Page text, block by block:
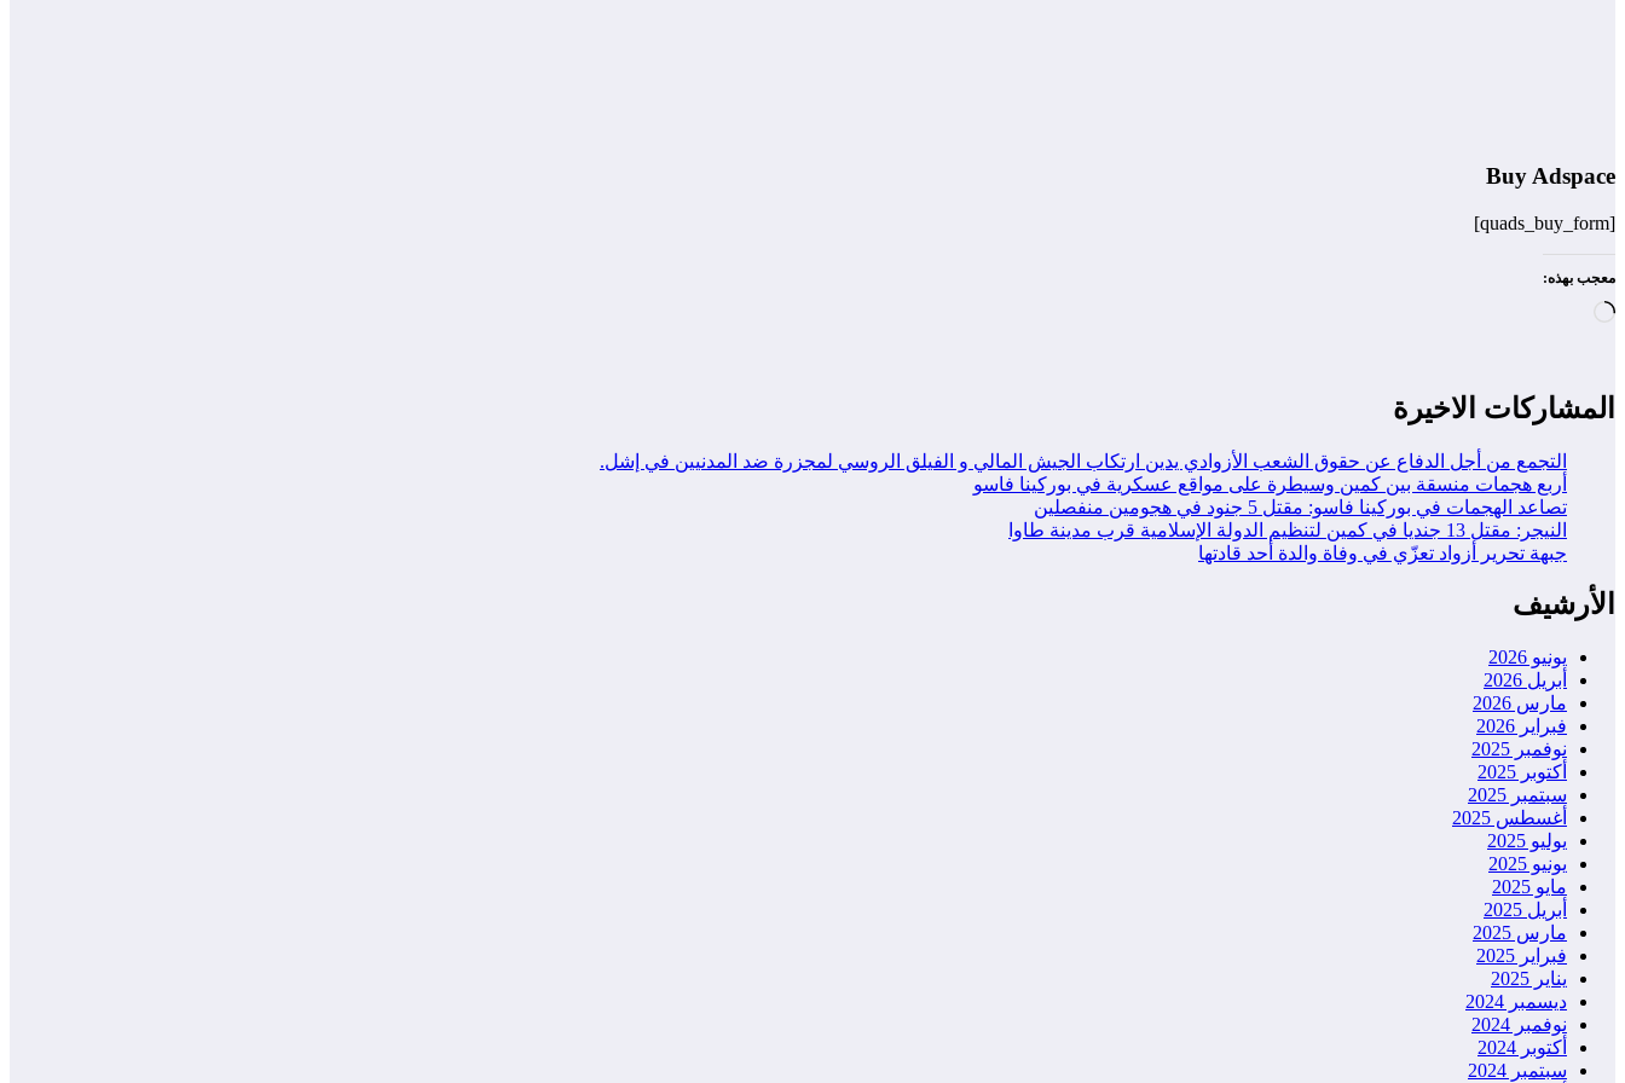
Buy Adspace
[quads_buy_form]
معجب بهذه:
المشاركات الاخيرة
التجمع من أجل الدفاع عن حقوق الشعب الأزوادي يدين ارتكاب الجيش المالي و الفيلق الروسي لمجزرة ضد المدنيين في إشل.
أربع هجمات منسقة بين كمين وسيطرة على مواقع عسكرية في بوركينا فاسو
تصاعد الهجمات في بوركينا فاسو: مقتل 5 جنود في هجومين منفصلين
النيجر: مقتل 13 جنديا في كمين لتنظيم الدولة الإسلامية قرب مدينة طاوا
جبهة تحرير أزواد تعزّي في وفاة والدة أحد قادتها
الأرشيف
يونيو 2026
أبريل 2026
مارس 2026
فبراير 2026
نوفمبر 2025
أكتوبر 2025
سبتمبر 2025
أغسطس 2025
يوليو 2025
يونيو 2025
مايو 2025
أبريل 2025
مارس 2025
فبراير 2025
يناير 2025
ديسمبر 2024
نوفمبر 2024
أكتوبر 2024
سبتمبر 2024